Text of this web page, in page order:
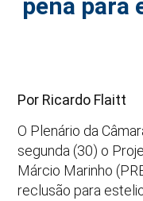
pena para
Por Ricardo Flaitt
O Plenário da
segunda (30) o
Márcio Marinho
reclusão para